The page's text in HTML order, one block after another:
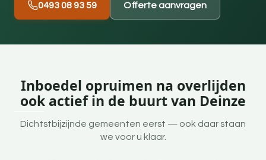
0493 08 93 59 Offerte aanvragen
Inboedel opruimen na overlijden
ook actief in de buurt van Deinze
Dichtstbijzijnde gemeenten eerst — ook daar staan
we voor u klaar.